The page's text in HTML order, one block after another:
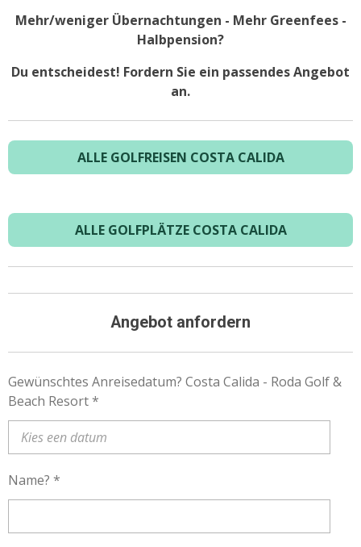
Mehr/weniger Übernachtungen - Mehr Greenfees -
Halbpension?
Du entscheidest! Fordern Sie ein passendes Angebot
an.
ALLE GOLFREISEN COSTA CALIDA
ALLE GOLFPLÄTZE COSTA CALIDA
Angebot anfordern
Gewünschtes Anreisedatum? Costa Calida - Roda Golf &
Beach Resort *
Name? *